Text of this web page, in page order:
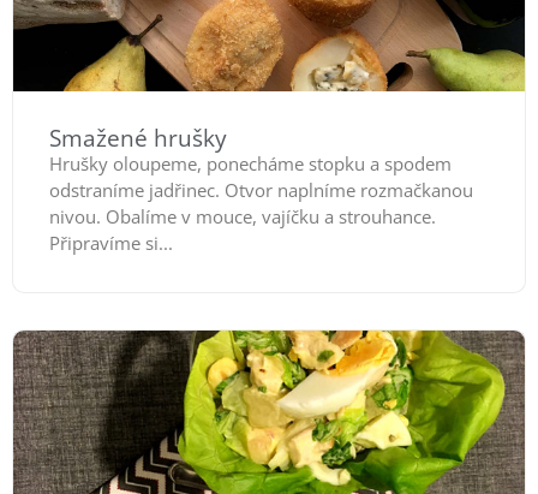
Smažené hrušky
Hrušky oloupeme, ponecháme stopku a spodem
odstraníme jadřinec. Otvor naplníme rozmačkanou
nivou. Obalíme v mouce, vajíčku a strouhance.
Připravíme si...